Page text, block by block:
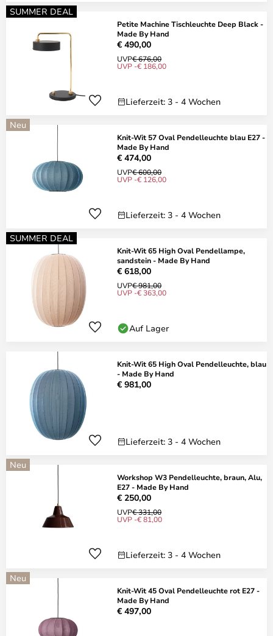
SUMMER DEAL
Petite Machine Tischleuchte Deep Black -
Made By Hand
€ 490,00
UVP€ 676,00
UVP -€ 186,00
Lieferzeit: 3 - 4 Wochen
Neu
Knit-Wit 57 Oval Pendelleuchte blau E27 -
Made By Hand
€ 474,00
UVP€ 600,00
UVP -€ 126,00
Lieferzeit: 3 - 4 Wochen
SUMMER DEAL
Knit-Wit 65 High Oval Pendellampe,
sandstein - Made By Hand
€ 618,00
UVP€ 981,00
UVP -€ 363,00
Auf Lager
Knit-Wit 65 High Oval Pendelleuchte, blau
- Made By Hand
€ 981,00
Lieferzeit: 3 - 4 Wochen
Neu
Workshop W3 Pendelleuchte, braun, Alu,
E27 - Made By Hand
€ 250,00
UVP€ 331,00
UVP -€ 81,00
Lieferzeit: 3 - 4 Wochen
Neu
Knit-Wit 45 Oval Pendelleuchte rot E27 -
Made By Hand
€ 497,00